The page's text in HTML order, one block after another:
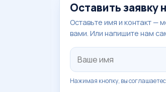
Оставить заявку
Оставьте имя и контакт —
вами. Или напишите нам
Нажимая кнопку, вы